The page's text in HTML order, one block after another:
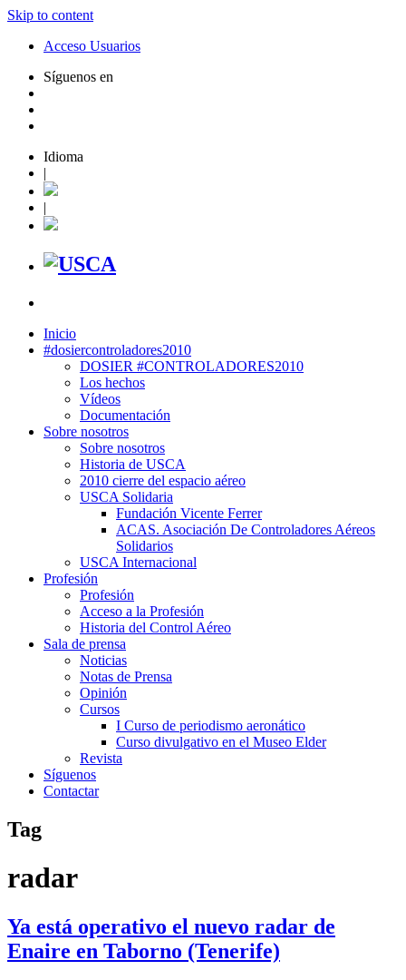
Skip to content
Acceso Usuarios
Síguenos en
Idioma
|
|
Inicio
#dosiercontroladores2010
DOSIER #CONTROLADORES2010
Los hechos
Vídeos
Documentación
Sobre nosotros
Sobre nosotros
Historia de USCA
2010 cierre del espacio aéreo
USCA Solidaria
Fundación Vicente Ferrer
ACAS. Asociación De Controladores Aéreos
Solidarios
USCA Internacional
Profesión
Profesión
Acceso a la Profesión
Historia del Control Aéreo
Sala de prensa
Noticias
Notas de Prensa
Opinión
Cursos
I Curso de periodismo aeronático
Curso divulgativo en el Museo Elder
Revista
Síguenos
Contactar
Tag
radar
Ya está operativo el nuevo radar de
Enaire en Taborno (Tenerife)